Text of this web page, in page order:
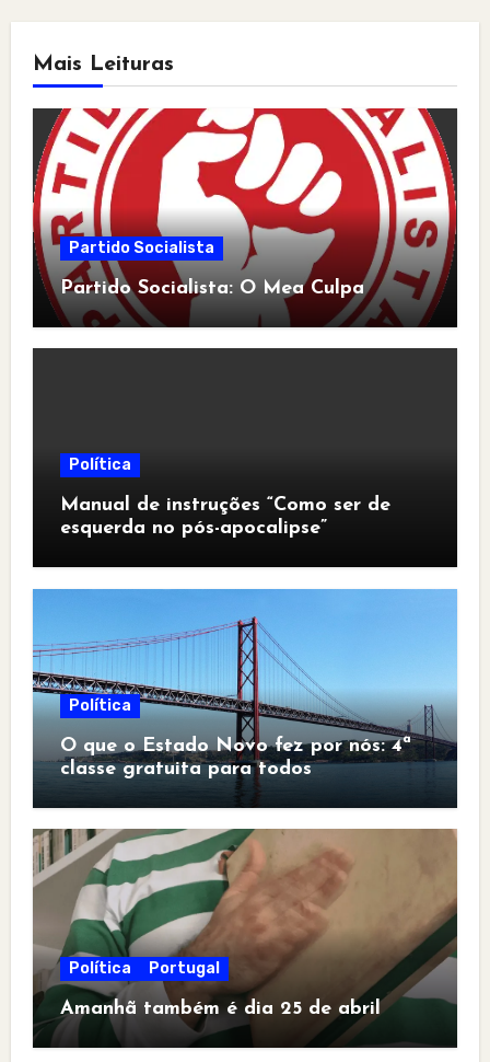
Mais Leituras
Partido Socialista
Partido Socialista: O Mea Culpa
Política
Manual de instruções “Como ser de
esquerda no pós-apocalipse”
Política
O que o Estado Novo fez por nós: 4ª
classe gratuita para todos
Política Portugal
Amanhã também é dia 25 de abril